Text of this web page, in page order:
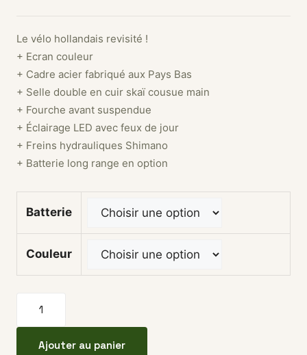
Le vélo hollandais revisité !
+ Ecran couleur
+ Cadre acier fabriqué aux Pays Bas
+ Selle double en cuir skaï cousue main
+ Fourche avant suspendue
+ Éclairage LED avec feux de jour
+ Freins hydrauliques Shimano
+ Batterie long range en option
Batterie
Couleur
Ajouter au panier